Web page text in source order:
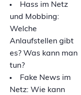
Hass im Netz
und Mobbing:
Welche
Anlaufstellen gibt
es? Was kann man
tun?
Fake News im
Netz: Wie kann